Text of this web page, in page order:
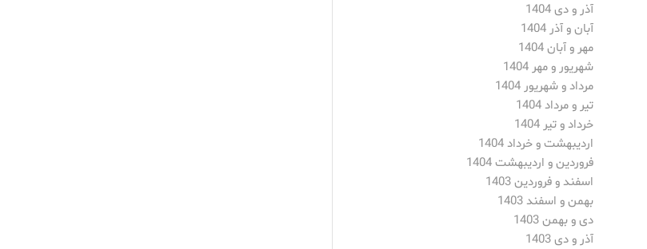
آذر و دی 1404
آبان و آذر 1404
مهر و آبان 1404
شهریور و مهر 1404
مرداد و شهریور 1404
تیر و مرداد 1404
خرداد و تیر 1404
اردیبهشت و خرداد 1404
فروردین و اردیبهشت 1404
اسفند و فروردین 1403
بهمن و اسفند 1403
دی و بهمن 1403
آذر و دی 1403